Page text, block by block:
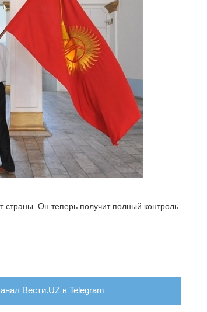
страны. Он теперь получит полный контроль
Вести.UZ в Telegram